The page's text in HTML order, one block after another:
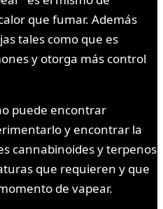
que fumar. Además
tales como que es
y otorga más control
puede encontrar
y encontrar la
cannabinoides y terpenos
que requieren y que
de vapear.